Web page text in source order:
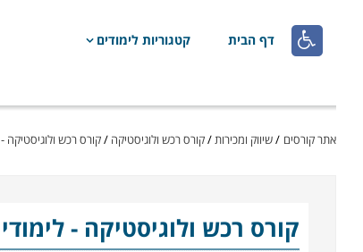
 דף הבית קטגוריות לימודים
אתר קורסים /שיווק ומכירות/קורס רכש ולוגיסטיקה /קורס רכש ולוגיסטיקה
קורס רכש ולוגיסטיקה-